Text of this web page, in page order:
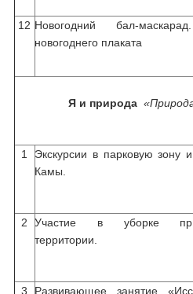
12 Новогодний бал-
новогоднего плаката
Я и природа
1
Экскурсии в парковую зону
Камы.
2
Участие в уборке
территории.
3
Развивающее занятие